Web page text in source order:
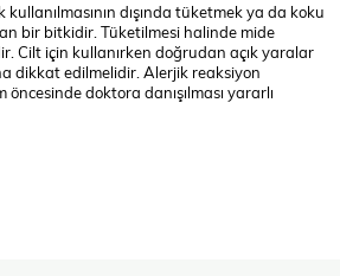
dışında tüketmek ya da koku
bir bitkidir. Tüketilmesi halinde mide
Cilt için kullanırken doğrudan açık yaralar
dikkat edilmelidir. Alerjik reaksiyon
doktora danışılması yararlı